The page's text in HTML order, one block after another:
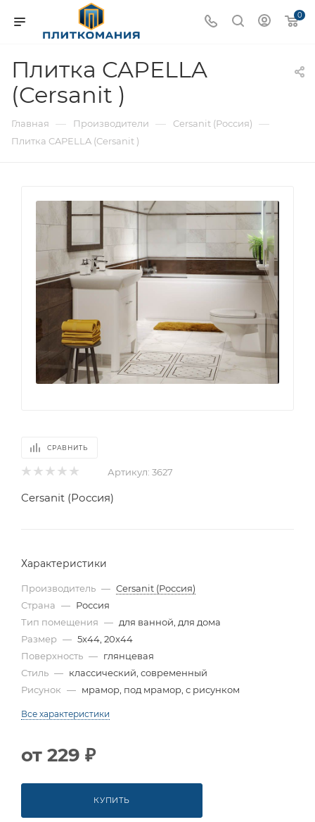
0
Плитка CAPELLA
(Cersanit )
Главная — Производители — Cersanit (Россия) —
Плитка CAPELLA (Cersanit )
СРАВНИТЬ
Артикул: 3627
Cersanit (Россия)
Характеристики
Производитель — Cersanit (Россия)
Страна — Россия
Тип помещения — для ванной, для дома
Размер — 5x44, 20x44
Поверхность — глянцевая
Стиль — классический, современный
Рисунок — мрамор, под мрамор, с рисунком
Все характеристики
от 229 ₽
КУПИТЬ